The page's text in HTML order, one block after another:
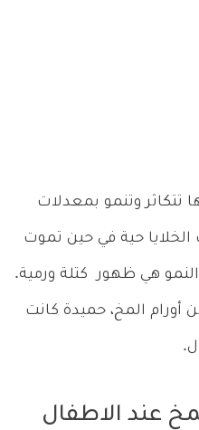
تتكاثر وتنمو بمعدلات
الخلايا حية في حين تموت
النمو هي ظهور كتلة ورمية.
أورام المخ، حميدة كانت
عند الاطفال